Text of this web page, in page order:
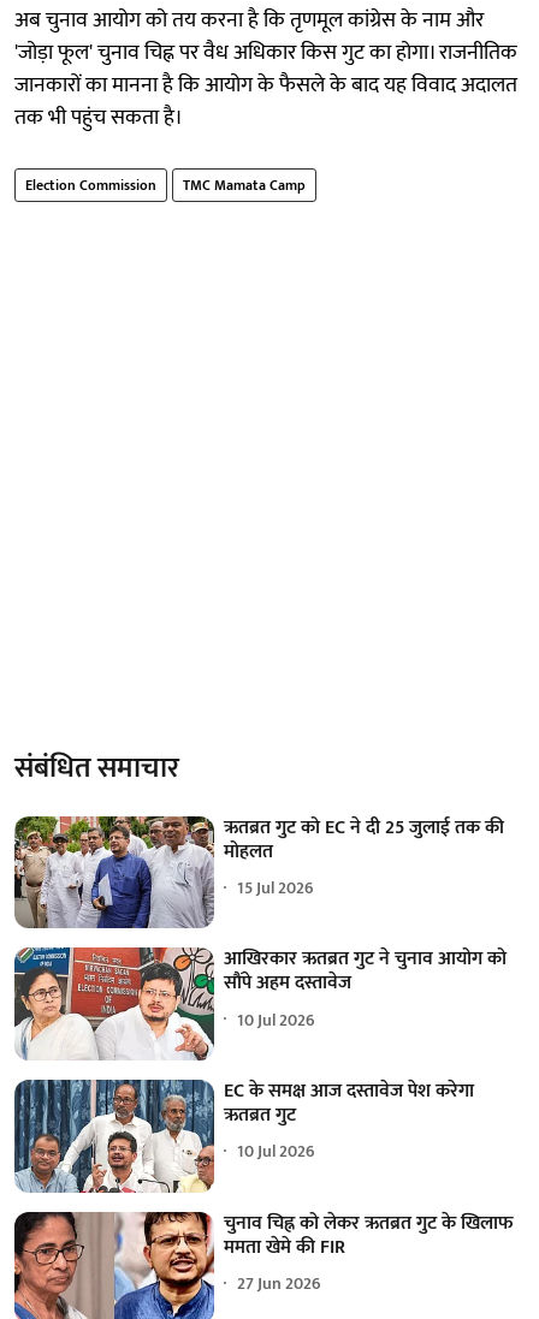
अब चुनाव आयोग को तय करना है कि तृणमूल कांग्रेस के नाम और
'जोड़ा फूल' चुनाव चिह्न पर वैध अधिकार किस गुट का होगा। राजनीतिक
जानकारों का मानना है कि आयोग के फैसले के बाद यह विवाद अदालत
तक भी पहुंच सकता है।
Election Commission TMC Mamata Camp
संबंधित समाचार
ऋतब्रत गुट को EC ने दी 25 जुलाई तक की
मोहलत
15 Jul 2026
आखिरकार ऋतब्रत गुट ने चुनाव आयोग को
सौंपे अहम दस्तावेज
10 Jul 2026
EC के समक्ष आज दस्तावेज पेश करेगा
ऋतब्रत गुट
10 Jul 2026
चुनाव चिह्न को लेकर ऋतब्रत गुट के खिलाफ
ममता खेमे की FIR
27 Jun 2026